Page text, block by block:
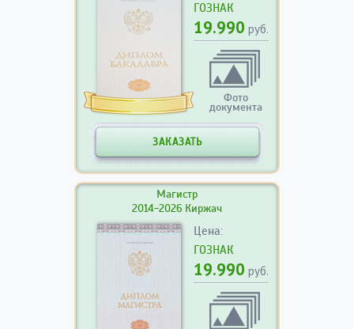
ГОЗНАК
19.990 руб.
Фото
документа
ЗАКАЗАТЬ
Магистр
2014-2026 Киржач
Цена:
ГОЗНАК
19.990 руб.